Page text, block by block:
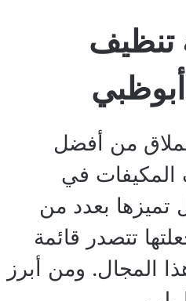
تنظيف
من أفضل
في
تميزها بعدد من
تتصدر قائمة
المجال. ومن أبرز